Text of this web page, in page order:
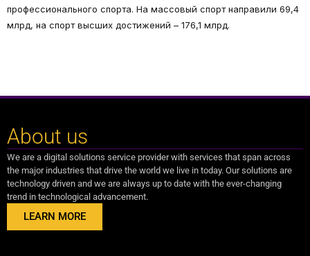
профессионального спорта. На массовый спорт направили 69,4
млрд, на спорт высших достижений – 176,1 млрд.
About us
We are a digital solutions service provider with services that span across
the major industries that drive the world we live in today. Our solutions are
technology driven and we are always up to date with the ever-changing
trend in technological advancement.
LEARN MORE